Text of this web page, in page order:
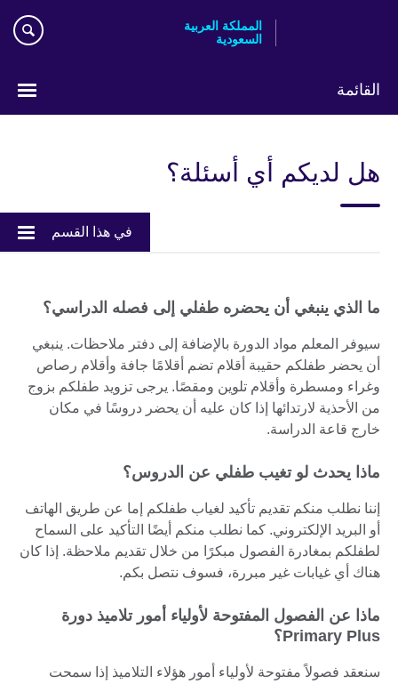
المملكة العربية
السعودية
القائمة
هل لديكم أي أسئلة؟
في هذا القسم
ما الذي ينبغي أن يحضره طفلي إلى فصله الدراسي؟
سيوفر المعلم مواد الدورة بالإضافة إلى دفتر ملاحظات. ينبغي
أن يحضر طفلكم حقيبة أقلام تضم أقلامًا جافة وأقلام رصاص
وغراء ومسطرة وأقلام تلوين ومقصًا. يرجى تزويد طفلكم بزوج
من الأحذية لارتدائها إذا كان عليه أن يحضر دروسًا في مكان
خارج قاعة الدراسة.
ماذا يحدث لو تغيب طفلي عن الدروس؟
إننا نطلب منكم تقديم تأكيد لغياب طفلكم إما عن طريق الهاتف
أو البريد الإلكتروني. كما نطلب منكم أيضًا التأكيد على السماح
لطفلكم بمغادرة الفصول مبكرًا من خلال تقديم ملاحظة. إذا كان
هناك أي غيابات غير مبررة، فسوف نتصل بكم.
ماذا عن الفصول المفتوحة لأولياء أمور تلاميذ دورة
Primary Plus؟
سنعقد فصولاً مفتوحة لأولياء أمور هؤلاء التلاميذ إذا سمحت